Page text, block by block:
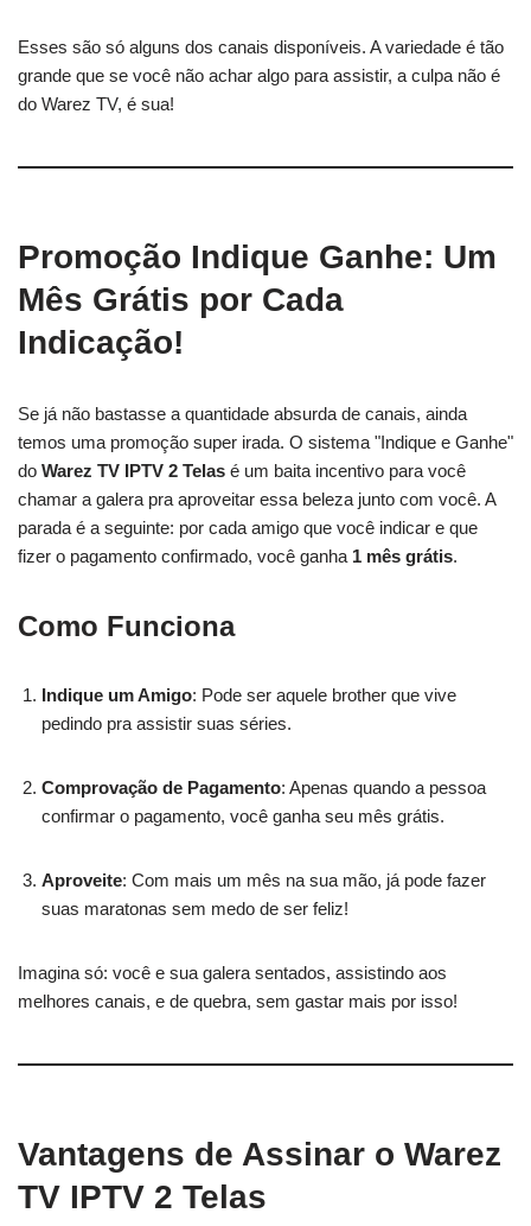
Esses são só alguns dos canais disponíveis. A variedade é tão
grande que se você não achar algo para assistir, a culpa não é
do Warez TV, é sua!
Promoção Indique Ganhe: Um
Mês Grátis por Cada
Indicação!
Se já não bastasse a quantidade absurda de canais, ainda
temos uma promoção super irada. O sistema "Indique e Ganhe"
do Warez TV IPTV 2 Telas é um baita incentivo para você
chamar a galera pra aproveitar essa beleza junto com você. A
parada é a seguinte: por cada amigo que você indicar e que
fizer o pagamento confirmado, você ganha 1 mês grátis.
Como Funciona
Indique um Amigo: Pode ser aquele brother que vive
pedindo pra assistir suas séries.
Comprovação de Pagamento: Apenas quando a pessoa
confirmar o pagamento, você ganha seu mês grátis.
Aproveite: Com mais um mês na sua mão, já pode fazer
suas maratonas sem medo de ser feliz!
Imagina só: você e sua galera sentados, assistindo aos
melhores canais, e de quebra, sem gastar mais por isso!
Vantagens de Assinar o Warez
TV IPTV 2 Telas